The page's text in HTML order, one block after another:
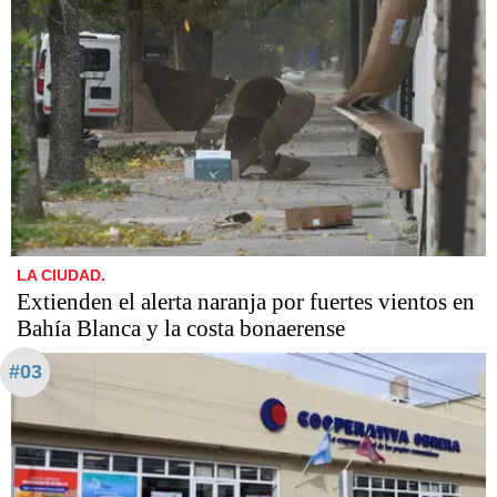
LA CIUDAD.
Extienden el alerta naranja por fuertes vientos en
Bahía Blanca y la costa bonaerense
#03